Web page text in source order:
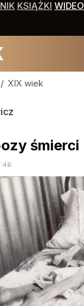
KSIĄŻKI WIDEO
/ XIX wiek
śmierci